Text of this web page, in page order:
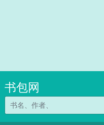
书包网